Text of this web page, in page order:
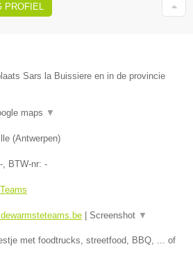
PROFIEL
Sars la Buissiere en in de provincie
maps ▼
(Antwerpen)
- , BTW-nr: -
| Screenshot ▼
met foodtrucks, streetfood, BBQ, ... of